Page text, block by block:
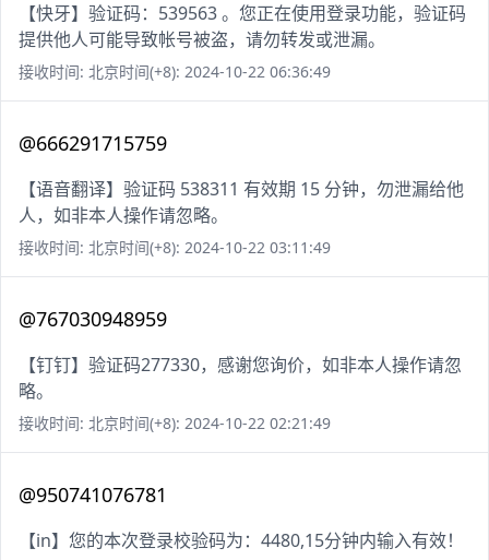
【快牙】验证码：539563 。您正在使用登录功能，验证码
提供他人可能导致帐号被盗，请勿转发或泄漏。
接收时间: 北京时间(+8): 2024-10-22 06:36:49
@666291715759
【语音翻译】验证码 538311 有效期 15 分钟，勿泄漏给他
人，如非本人操作请忽略。
接收时间: 北京时间(+8): 2024-10-22 03:11:49
@767030948959
【钉钉】验证码277330，感谢您询价，如非本人操作请忽
略。
接收时间: 北京时间(+8): 2024-10-22 02:21:49
@950741076781
【in】您的本次登录校验码为：4480,15分钟内输入有效！